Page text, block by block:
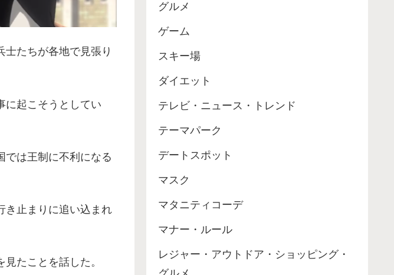
たちが各地で見張り
に起こそうとしてい
では王制に不利になる
き止まりに追い込まれ
たことを話した。
グルメ
ゲーム
スキー場
ダイエット
テレビ・ニュース・トレンド
テーマパーク
デートスポット
マスク
マタニティコーデ
マナー・ルール
レジャー・アウトドア・ショッピング・